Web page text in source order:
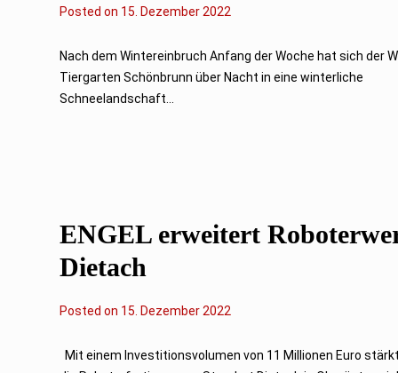
Posted on 1
D
z
e
15. Dezember 2022
Nach dem Wintereinbruch Anfang der Woche hat sich der
Tiergarten Schönbrunn über Nacht in eine winterliche
Schneelandschaft...
ENGEL erweitert
Dietach
Posted on 1
D
15. Dezember 2022
Mit einem Investitionsvolumen von 11 Millionen Euro stärkt